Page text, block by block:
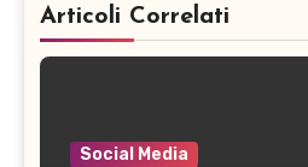
Articoli Correlati
Social Media